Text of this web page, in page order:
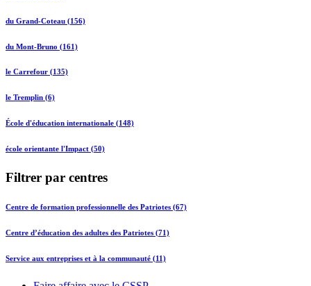
du Grand-Coteau (156)
du Mont-Bruno (161)
le Carrefour (135)
le Tremplin (6)
École d'éducation internationale (148)
école orientante l'Impact (50)
Filtrer par centres
Centre de formation professionnelle des Patriotes (67)
Centre d’éducation des adultes des Patriotes (71)
Service aux entreprises et à la communauté (11)